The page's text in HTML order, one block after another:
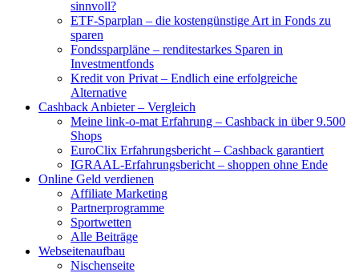
sinnvoll?
ETF-Sparplan – die kostengünstige Art in Fonds zu
sparen
Fondssparpläne – renditestarkes Sparen in
Investmentfonds
Kredit von Privat – Endlich eine erfolgreiche
Alternative
Cashback Anbieter – Vergleich
Meine link-o-mat Erfahrung – Cashback in über 9.500
Shops
EuroClix Erfahrungsbericht – Cashback garantiert
IGRAAL-Erfahrungsbericht – shoppen ohne Ende
Online Geld verdienen
Affiliate Marketing
Partnerprogramme
Sportwetten
Alle Beiträge
Webseitenaufbau
Nischenseite